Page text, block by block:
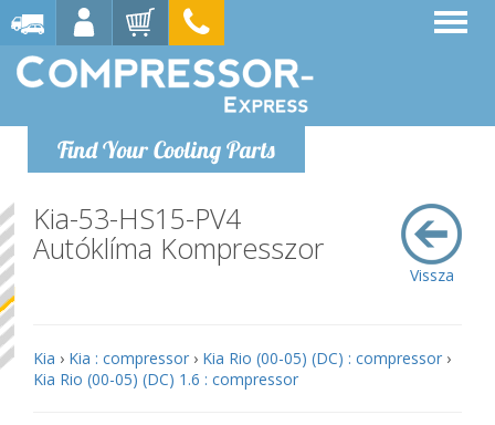
Find Your Cooling Parts
Vissza
Kia-53-HS15-PV4
Autóklíma Kompresszor
Kia › Kia : compressor › Kia Rio (00-05) (DC) : compressor ›
Kia Rio (00-05) (DC) 1.6 : compressor